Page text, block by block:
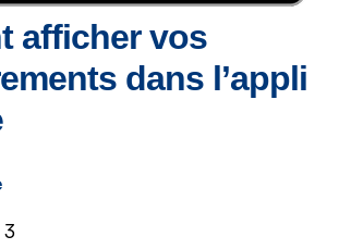
afficher vos
dans l’appli
3